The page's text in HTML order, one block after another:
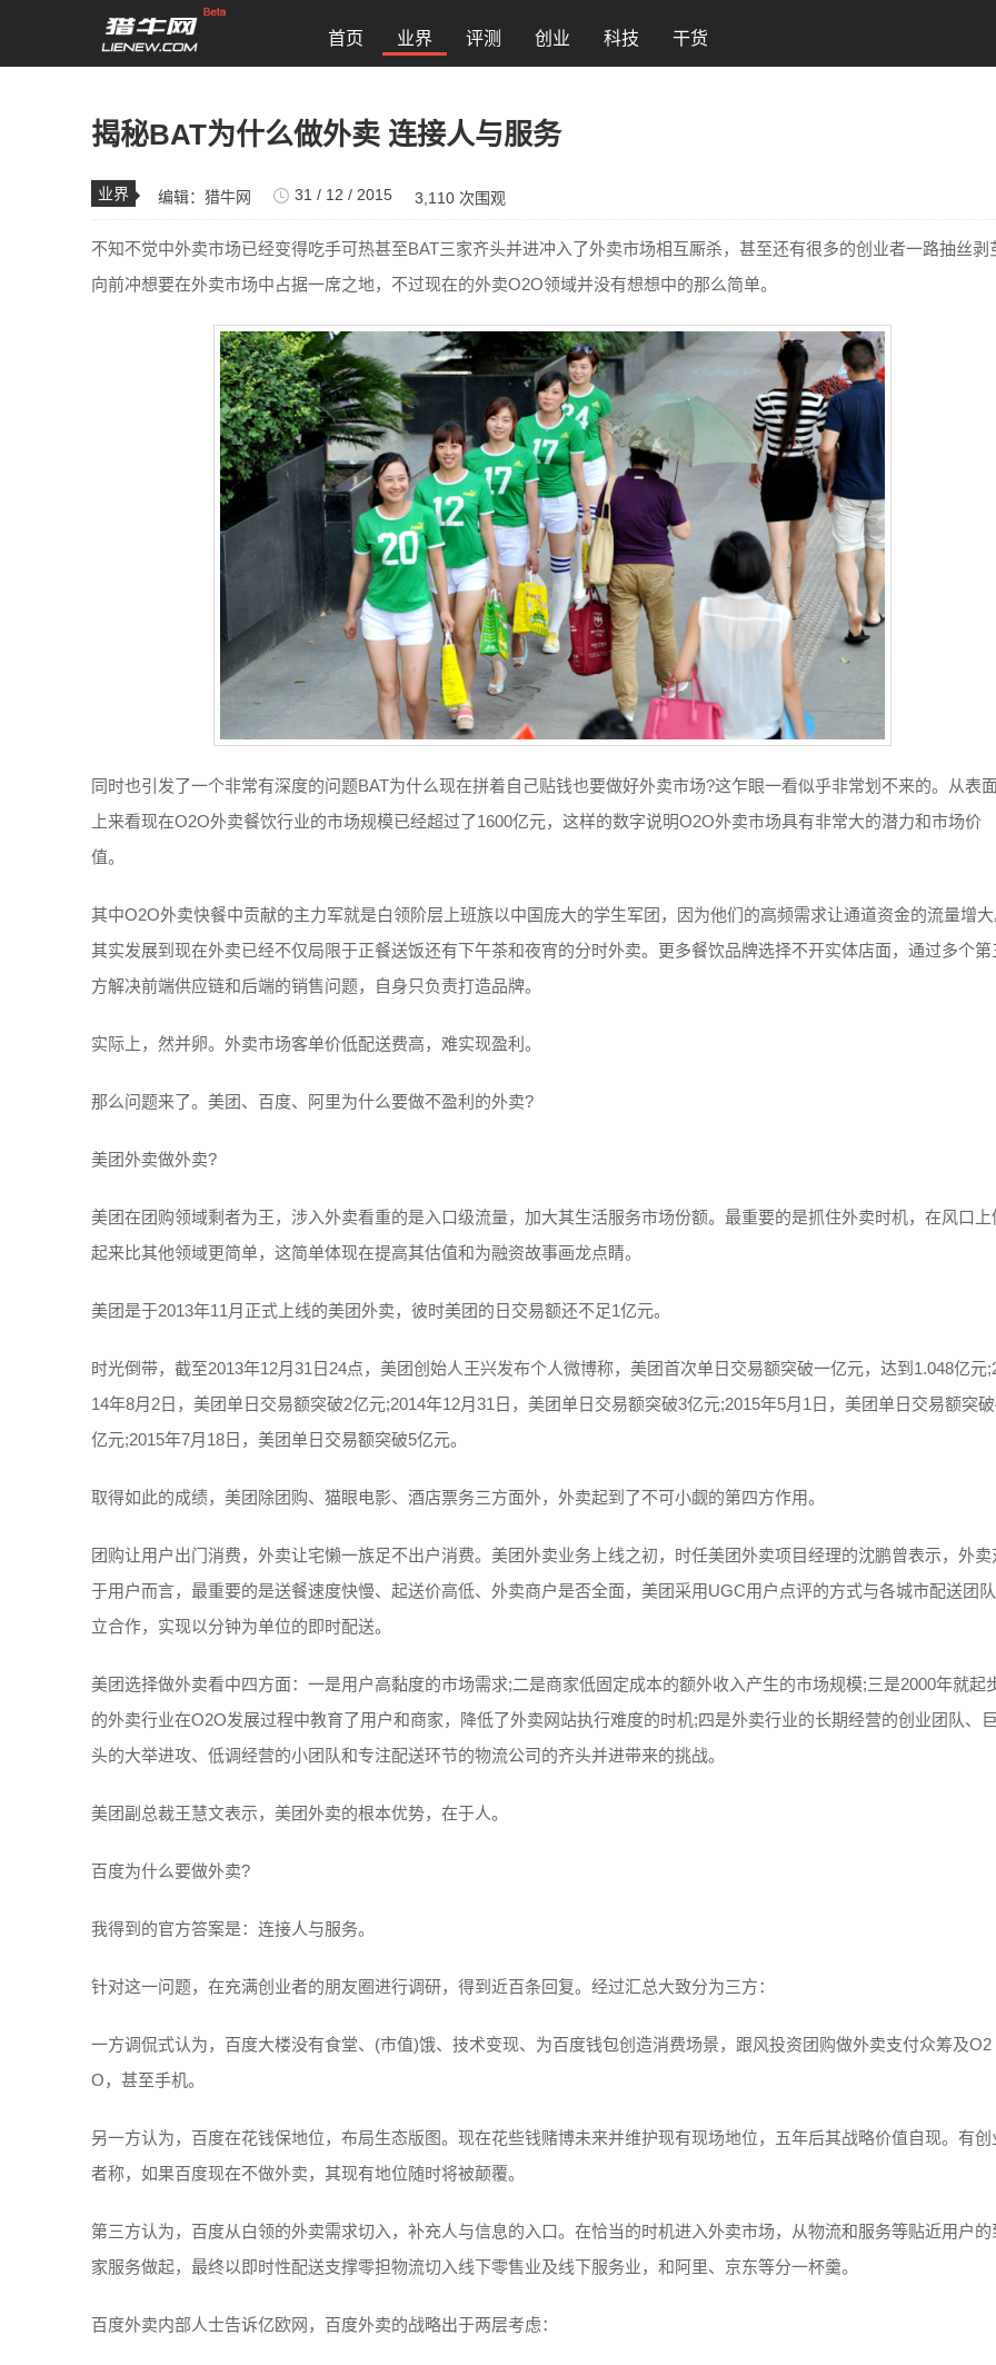
首页 业界 评测 创业 科技 干货
揭秘BAT为什么做外卖 连接人与服务
业界 编辑： 猎牛网 31 / 12 / 2015 3,110 次围观
不知不觉中外卖市场已经变得吃手可热甚至BAT三家齐头并进冲入了外卖市场相互厮杀，甚至还有很多的创业者一路抽丝剥
向前冲想要在外卖市场中占据一席之地，不过现在的外卖O2O领域并没有想想中的那么简单。
同时也引发了一个非常有深度的问题BAT为什么现在拼着自己贴钱也要做好外卖市场?这乍眼一看似乎非常划不来的。从表
上来看现在O2O外卖餐饮行业的市场规模已经超过了1600亿元，这样的数字说明O2O外卖市场具有非常大的潜力和市场价
值。
其中O2O外卖快餐中贡献的主力军就是白领阶层上班族以中国庞大的学生军团，因为他们的高频需求让通道资金的流量增大
其实发展到现在外卖已经不仅局限于正餐送饭还有下午茶和夜宵的分时外卖。更多餐饮品牌选择不开实体店面，通过多个第
方解决前端供应链和后端的销售问题，自身只负责打造品牌。
实际上，然并卵。外卖市场客单价低配送费高，难实现盈利。
那么问题来了。美团、百度、阿里为什么要做不盈利的外卖?
美团外卖做外卖?
美团在团购领域剩者为王，涉入外卖看重的是入口级流量，加大其生活服务市场份额。最重要的是抓住外卖时机，在风口上
起来比其他领域更简单，这简单体现在提高其估值和为融资故事画龙点睛。
美团是于2013年11月正式上线的美团外卖，彼时美团的日交易额还不足1亿元。
时光倒带，截至2013年12月31日24点，美团创始人王兴发布个人微博称，美团首次单日交易额突破一亿元，达到1.048亿元
14年8月2日，美团单日交易额突破2亿元;2014年12月31日，美团单日交易额突破3亿元;2015年5月1日，美团单日交易额突
亿元;2015年7月18日，美团单日交易额突破5亿元。
取得如此的成绩，美团除团购、猫眼电影、酒店票务三方面外，外卖起到了不可小觑的第四方作用。
团购让用户出门消费，外卖让宅懒一族足不出户消费。美团外卖业务上线之初，时任美团外卖项目经理的沈鹏曾表示，外卖
于用户而言，最重要的是送餐速度快慢、起送价高低、外卖商户是否全面，美团采用UGC用户点评的方式与各城市配送团
立合作，实现以分钟为单位的即时配送。
美团选择做外卖看中四方面：一是用户高黏度的市场需求;二是商家低固定成本的额外收入产生的市场规模;三是2000年就起
的外卖行业在O2O发展过程中教育了用户和商家，降低了外卖网站执行难度的时机;四是外卖行业的长期经营的创业团队、巨
头的大举进攻、低调经营的小团队和专注配送环节的物流公司的齐头并进带来的挑战。
美团副总裁王慧文表示，美团外卖的根本优势，在于人。
百度为什么要做外卖?
我得到的官方答案是：连接人与服务。
针对这一问题，在充满创业者的朋友圈进行调研，得到近百条回复。经过汇总大致分为三方：
一方调侃式认为，百度大楼没有食堂、(市值)饿、技术变现、为百度钱包创造消费场景，跟风投资团购做外卖支付众筹及O2
O，甚至手机。
另一方认为，百度在花钱保地位，布局生态版图。现在花些钱赌博未来并维护现有现场地位，五年后其战略价值自现。有创
者称，如果百度现在不做外卖，其现有地位随时将被颠覆。
第三方认为，百度从白领的外卖需求切入，补充人与信息的入口。在恰当的时机进入外卖市场，从物流和服务等贴近用户的
家服务做起，最终以即时性配送支撑零担物流切入线下零售业及线下服务业，和阿里、京东等分一杯羹。
百度外卖内部人士告诉亿欧网，百度外卖的战略出于两层考虑：